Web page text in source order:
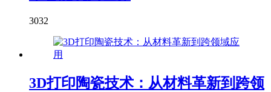
3032
3D打印陶瓷技术：从材料革新到跨领